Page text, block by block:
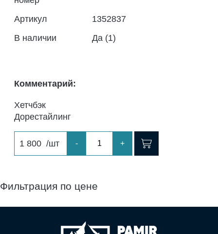
Артикул
1352837
В наличии
Да (1)
Комментарий:
Хетчбэк
Дорестайлинг
1 800 /шт - +
Фильтрация по цене